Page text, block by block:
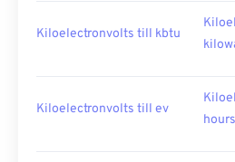
Kiloelectronvolts till kbtu
Kiloelectronvolts till ev
hours